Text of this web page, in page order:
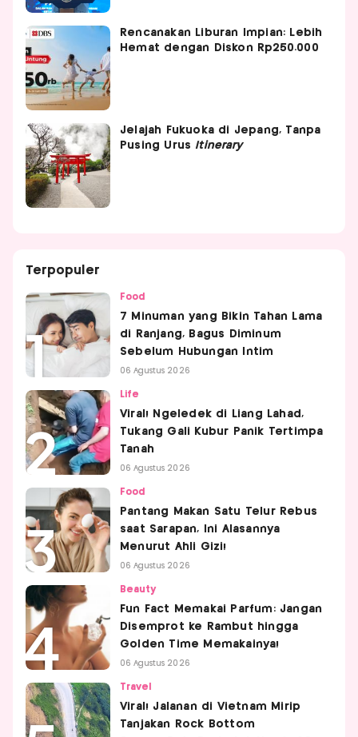
Rencanakan Liburan Impian: Lebih
Hemat dengan Diskon Rp250.000
Jelajah Fukuoka di Jepang, Tanpa
Pusing Urus Itinerary
Terpopuler
Food
7 Minuman yang Bikin Tahan Lama
di Ranjang, Bagus Diminum
Sebelum Hubungan Intim
06 Agustus 2026
Life
Viral! Ngeledek di Liang Lahad,
Tukang Gali Kubur Panik Tertimpa
Tanah
06 Agustus 2026
Food
Pantang Makan Satu Telur Rebus
saat Sarapan, Ini Alasannya
Menurut Ahli Gizi!
06 Agustus 2026
Beauty
Fun Fact Memakai Parfum: Jangan
Disemprot ke Rambut hingga
Golden Time Memakainya!
06 Agustus 2026
Travel
Viral! Jalanan di Vietnam Mirip
Tanjakan Rock Bottom